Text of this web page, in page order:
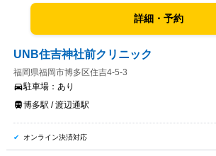
詳細・予約
UNB住吉神社前クリニック
福岡県福岡市博多区住吉4-5-3
駐車場： あり
博多駅 / 渡辺通駅
オンライン決済対応